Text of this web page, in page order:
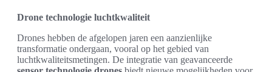
Drone technologie luchtkwaliteit
Drones hebben de afgelopen jaren een aanzienlijke
transformatie ondergaan, vooral op het gebied van
luchtkwaliteitsmetingen. De integratie van geavanceerde